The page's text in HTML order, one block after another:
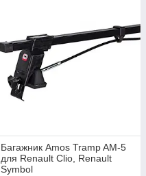
Багажник Amos Tramp AM-5
для Renault Clio, Renault
Symbol